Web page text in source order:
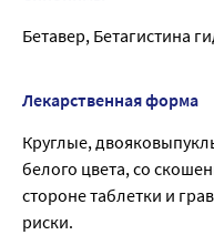
Бетавер, Бетагистина
Лекарственная форма
Круглые,
белого цвета, со
стороне таблетки и
риски.